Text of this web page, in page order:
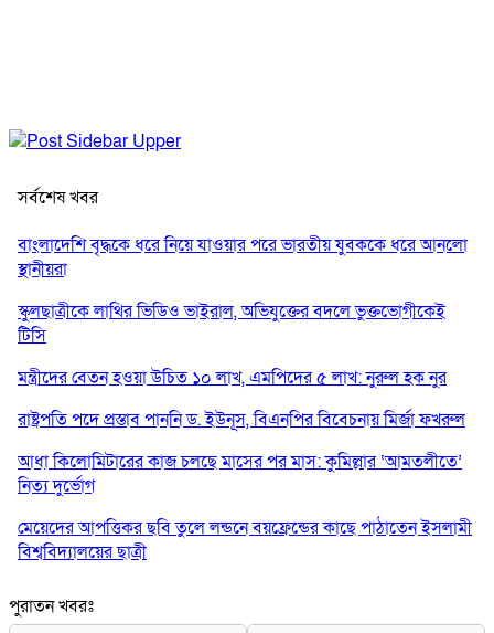
সর্বশেষ খবর
বাংলাদেশি বৃদ্ধকে ধরে নিয়ে যাওয়ার পরে ভারতীয় যুবককে ধরে আনলো
স্থানীয়রা
স্কুলছাত্রীকে লাথির ভিডিও ভাইরাল, অভিযুক্তের বদলে ভুক্তভোগীকেই
টিসি
মন্ত্রীদের বেতন হওয়া উচিত ১০ লাখ, এমপিদের ৫ লাখ: নুরুল হক নুর
রাষ্ট্রপতি পদে প্রস্তাব পাননি ড. ইউনূস, বিএনপির বিবেচনায় মির্জা ফখরুল
আধা কিলোমিটারের কাজ চলছে মাসের পর মাস: কুমিল্লার ‘আমতলীতে’
নিত্য দুর্ভোগ
মেয়েদের আপত্তিকর ছবি তুলে লন্ডনে বয়ফ্রেন্ডের কাছে পাঠাতেন ইসলামী
বিশ্ববিদ্যালয়ের ছাত্রী
পুলিশকে পিটিয়ে রক্তাক্ত করেছি এ দৃশ্য কি আপনারা দেখেননি: এনসিপি
নেতা
পুরাতন খবরঃ